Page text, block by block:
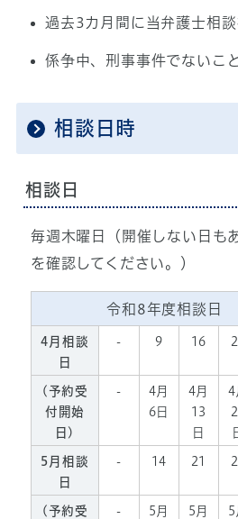
過去3カ月間に当弁護士相
係争中、刑事事件でないこ
相談日時
相談日
毎週木曜日（開催しない日も
を確認してください。）
令和8年度相談日
4月相談
日
- 9 16
(予約受
付開始
日)
-
4月
6日
4月
13
日
4
5月相談
日
- 14 21
(予約受
-
5月
5月
5